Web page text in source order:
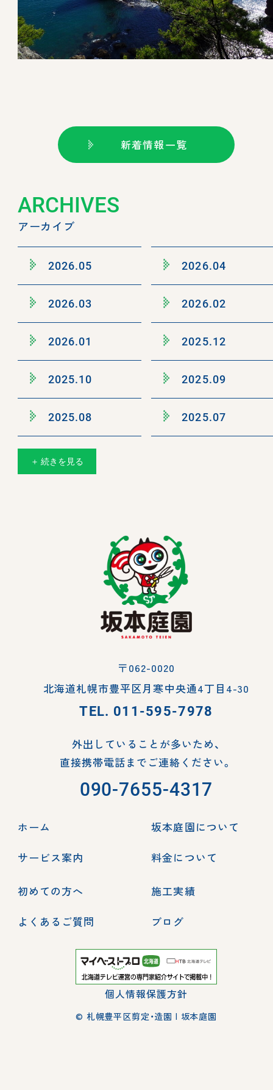
新着情報一覧
ARCHIVES
アーカイブ
2026.05 2026.04
2026.03 2026.02
2026.01 2025.12
2025.10 2025.09
2025.08 2025.07
＋ 続きを見る
〒062-0020
北海道札幌市豊平区月寒中央通4丁目4-30
TEL. 011-595-7978
外出していることが多いため、
直接携帯電話までご連絡ください。
090-7655-4317
ホーム
坂本庭園について
サービス案内
料金について
初めての方へ
施工実績
よくあるご質問
ブログ
個人情報保護方針
© 札幌豊平区剪定・造園 | 坂本庭園